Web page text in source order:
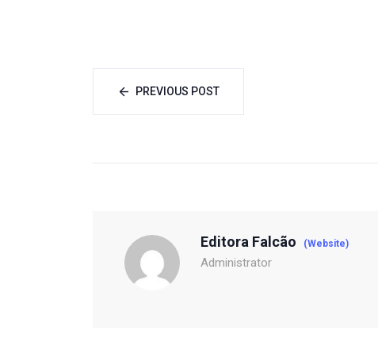
PREVIOUS POST
Editora Falcão (Website)
Administrator